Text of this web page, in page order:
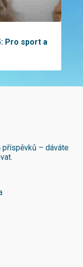
Pro sport a
příspěvků – dáváte